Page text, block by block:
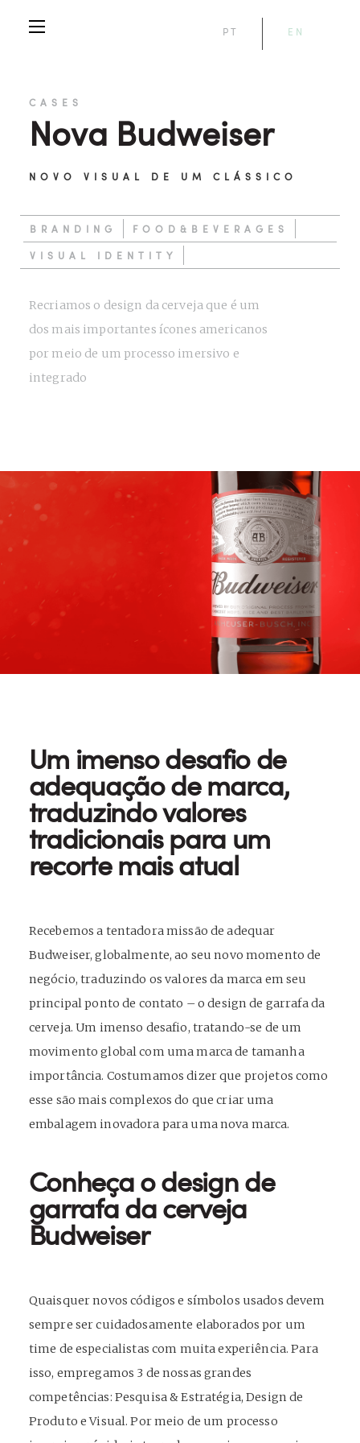
PT EN
CASES
Nova Budweiser
NOVO VISUAL DE UM CLÁSSICO
BRANDING FOOD&BEVERAGES
VISUAL IDENTITY
Recriamos o design da cerveja que é um
dos mais importantes ícones americanos
por meio de um processo imersivo e
integrado
Um imenso desafio de
adequação de marca,
traduzindo valores
tradicionais para um
recorte mais atual
Recebemos a tentadora missão de adequar
Budweiser, globalmente, ao seu novo momento de
negócio, traduzindo os valores da marca em seu
principal ponto de contato – o design de garrafa da
cerveja. Um imenso desafio, tratando-se de um
movimento global com uma marca de tamanha
importância. Costumamos dizer que projetos como
esse são mais complexos do que criar uma
embalagem inovadora para uma nova marca.
Conheça o design de
garrafa da cerveja
Budweiser
Quaisquer novos códigos e símbolos usados devem
sempre ser cuidadosamente elaborados por um
time de especialistas com muita experiência. Para
isso, empregamos 3 de nossas grandes
competências: Pesquisa & Estratégia, Design de
Produto e Visual. Por meio de um processo